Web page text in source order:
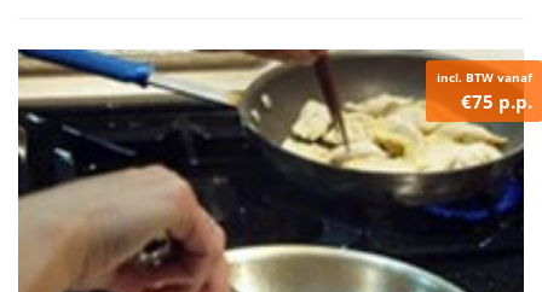
incl. BTW vanaf
€75 p.p.